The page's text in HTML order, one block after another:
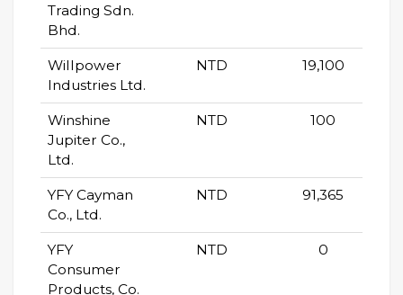
Trading Sdn.
Bhd.
Willpower
Industries Ltd.
NTD 19,100
Winshine
Jupiter Co.,
Ltd.
NTD 100
YFY Cayman
Co., Ltd.
NTD 91,365
YFY
Consumer
Products, Co.
NTD 0